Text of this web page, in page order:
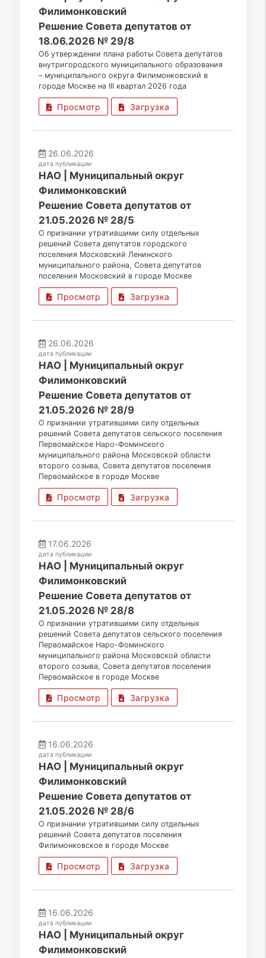
Филимонковский
Решение Совета депутатов от
18.06.2026 № 29/8
Об утверждении плана работы Совета депутатов
внутригородского муниципального образования
– муниципального округа Филимонковский в
городе Москве на III квартал 2026 года
Просмотр Загрузка
26.06.2026
дата публикации
НАО | Муниципальный округ
Филимонковский
Решение Совета депутатов от
21.05.2026 № 28/5
О признании утратившими силу отдельных
решений Совета депутатов городского
поселения Московский Ленинского
муниципального района, Совета депутатов
поселения Московский в городе Москве
Просмотр Загрузка
26.06.2026
дата публикации
НАО | Муниципальный округ
Филимонковский
Решение Совета депутатов от
21.05.2026 № 28/9
О признании утратившими силу отдельных
решений Совета депутатов сельского поселения
Первомайское Наро-Фоминского
муниципального района Московской области
второго созыва, Совета депутатов поселения
Первомайское в городе Москве
Просмотр Загрузка
17.06.2026
дата публикации
НАО | Муниципальный округ
Филимонковский
Решение Совета депутатов от
21.05.2026 № 28/8
О признании утратившими силу отдельных
решений Совета депутатов сельского поселения
Первомайское Наро-Фоминского
муниципального района Московской области
второго созыва, Совета депутатов поселения
Первомайское в городе Москве
Просмотр Загрузка
16.06.2026
дата публикации
НАО | Муниципальный округ
Филимонковский
Решение Совета депутатов от
21.05.2026 № 28/6
О признании утратившими силу отдельных
решений Совета депутатов поселения
Филимонковское в городе Москве
Просмотр Загрузка
16.06.2026
дата публикации
НАО | Муниципальный округ
Филимонковский